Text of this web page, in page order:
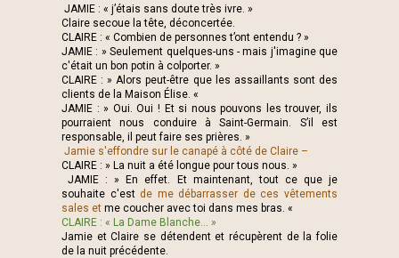
JAMIE : « j’étais sans doute très ivre. »
Claire secoue la tête, déconcertée.
CLAIRE : « Combien de personnes t’ont entendu ? »
JAMIE : » Seulement quelques-uns - mais j'imagine que
c'était un bon potin à colporter. »
CLAIRE : » Alors peut-être que les assaillants sont des
clients de la Maison Élise. «
JAMIE : » Oui. Oui ! Et si nous pouvons les trouver, ils
pourraient nous conduire à Saint-Germain. S’il est
responsable, il peut faire ses prières. »
Jamie s'effondre sur le canapé à côté de Claire –
CLAIRE : » La nuit a été longue pour tous nous. »
JAMIE : » En effet. Et maintenant, tout ce que je
souhaite c'est de me débarrasser de ces vêtements
sales et me coucher avec toi dans mes bras. «
CLAIRE : « La Dame Blanche… »
Jamie et Claire se détendent et récupèrent de la folie
de la nuit précédente.